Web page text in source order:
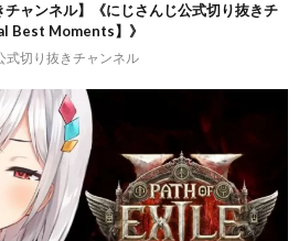
チャンネル】《にじさんじ公式切り抜きチ
Best Moments】》
式切り抜きチャンネル